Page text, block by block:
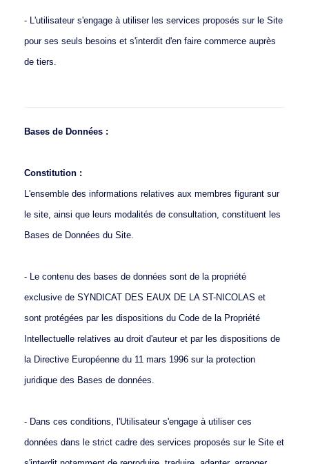
- L'utilisateur s'engage à utiliser les services proposés sur le Site
pour ses seuls besoins et s'interdit d'en faire commerce auprès
de tiers.
Bases de Données :
Constitution :
L'ensemble des informations relatives aux membres figurant sur
le site, ainsi que leurs modalités de consultation, constituent les
Bases de Données du Site.
- Le contenu des bases de données sont de la propriété
exclusive de SYNDICAT DES EAUX DE LA ST-NICOLAS et
sont protégées par les dispositions du Code de la Propriété
Intellectuelle relatives au droit d'auteur et par les dispositions de
la Directive Européenne du 11 mars 1996 sur la protection
juridique des Bases de données.
- Dans ces conditions, l'Utilisateur s'engage à utiliser ces
données dans le strict cadre des services proposés sur le Site et